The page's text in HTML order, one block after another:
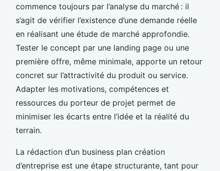
commence toujours par l’analyse du marché : il
s’agit de vérifier l’existence d’une demande réelle
en réalisant une étude de marché approfondie.
Tester le concept par une landing page ou une
première offre, même minimale, apporte un retour
concret sur l’attractivité du produit ou service.
Adapter les motivations, compétences et
ressources du porteur de projet permet de
minimiser les écarts entre l’idée et la réalité du
terrain.
La rédaction d’un business plan création
d’entreprise est une étape structurante, tant pour